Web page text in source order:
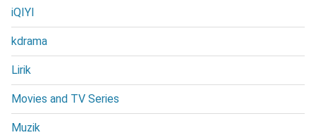
iQIYI
kdrama
Lirik
Movies and TV Series
Muzik